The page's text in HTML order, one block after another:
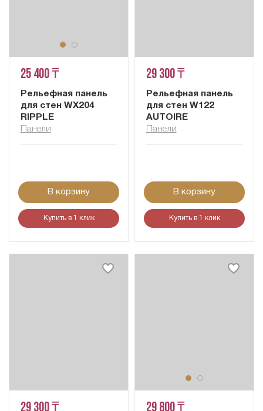
25 400 ₸
Рельефная панель
для стен WX204
RIPPLE
Панели
В корзину
Купить в 1 клик
29 300 ₸
Рельефная панель
для стен W122
AUTOIRE
Панели
В корзину
Купить в 1 клик
29 300 ₸ 29 800 ₸